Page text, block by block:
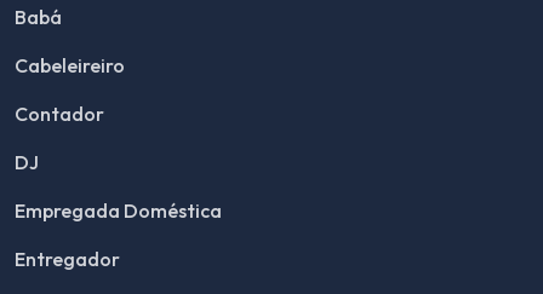
Babá
Cabeleireiro
Contador
DJ
Empregada Doméstica
Entregador